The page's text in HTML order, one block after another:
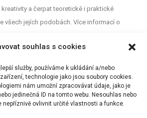
souhlas s cookies
služby, používáme k ukládání a/nebo
technologie jako jsou soubory cookies.
nám umožní zpracovávat údaje, jako je
jedinečná ID na tomto webu. Nesouhlas nebo
nepříznivě ovlivnit určité vlastnosti a funkce.
a čerpat teoretické i praktické
všech jejích podobách. Více informací o
učiteli a dalšími aktéry z Olomouce jsou